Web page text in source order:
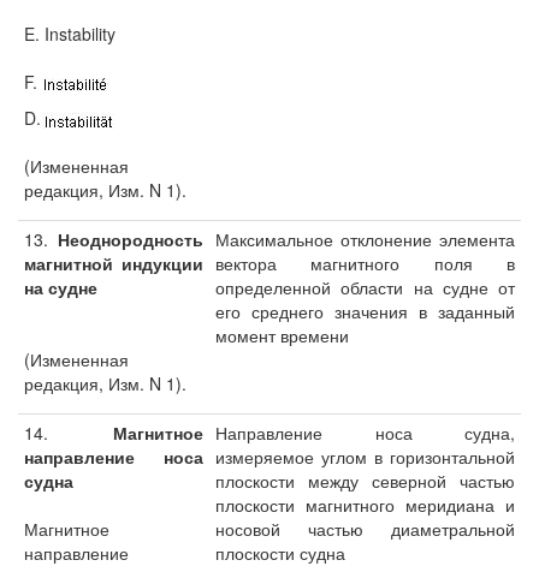
E. Instability
F.
D.
(Измененная
редакция, Изм. N 1).
13. Неоднородность
магнитной индукции
на судне
(Измененная
редакция, Изм. N 1).
Максимальное отклонение элемента
вектора магнитного поля в
определенной области на судне от
его среднего значения в заданный
момент времени
14. Магнитное
направление носа
судна
Магнитное
направление
Направление носа судна,
измеряемое углом в горизонтальной
плоскости между северной частью
плоскости магнитного меридиана и
носовой частью диаметральной
плоскости судна